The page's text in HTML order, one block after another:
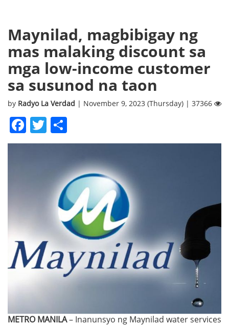
Maynilad, magbibigay ng
mas malaking discount sa
mga low-income customer
sa susunod na taon
by Radyo La Verdad | November 9, 2023 (Thursday) | 37366
Facebook
Twitter
METRO MANILA– Inanunsyo ng Maynilad water services